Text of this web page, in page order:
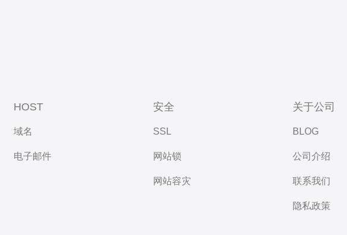
HOST
域名
电子邮件
安全
SSL
网站锁
网站容灾
关于公司
BLOG
公司介绍
联系我们
隐私政策